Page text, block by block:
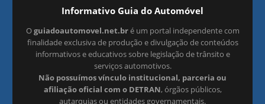
Informativo Guia do Automóvel
Oguiadoautomovel.net.bré um portal independente com
finalidade exclusiva de produção e divulgação de conteúdos
informativos e educativos sobre legislação de trânsito e
serviços automotivos.
Não possuímos vínculo institucional, parceria ou
afiliação oficial com o DETRAN, órgãos públicos,
autarquias ou entidades governamentais.